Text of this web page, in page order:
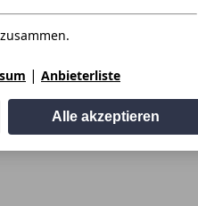
| Anbieterliste
Alle akzeptieren